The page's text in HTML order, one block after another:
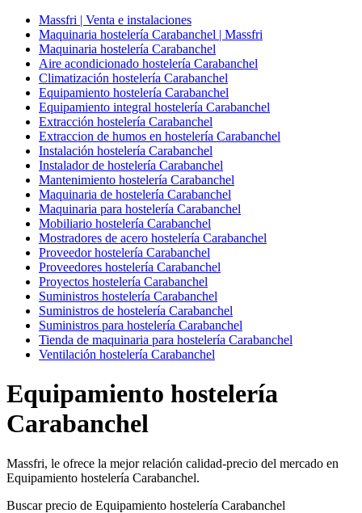
Massfri | Venta e instalaciones
Maquinaria hostelería Carabanchel | Massfri
Maquinaria hostelería Carabanchel
Aire acondicionado hostelería Carabanchel
Climatización hostelería Carabanchel
Equipamiento hostelería Carabanchel
Equipamiento integral hostelería Carabanchel
Extracción hostelería Carabanchel
Extraccion de humos en hostelería Carabanchel
Instalación hostelería Carabanchel
Instalador de hostelería Carabanchel
Mantenimiento hostelería Carabanchel
Maquinaria de hostelería Carabanchel
Maquinaria para hostelería Carabanchel
Mobiliario hostelería Carabanchel
Mostradores de acero hostelería Carabanchel
Proveedor hostelería Carabanchel
Proveedores hostelería Carabanchel
Proyectos hostelería Carabanchel
Suministros hostelería Carabanchel
Suministros de hostelería Carabanchel
Suministros para hostelería Carabanchel
Tienda de maquinaria para hostelería Carabanchel
Ventilación hostelería Carabanchel
Equipamiento hostelería
Carabanchel
Massfri, le ofrece la mejor relación calidad-precio del mercado en
Equipamiento hostelería Carabanchel.
Buscar precio de Equipamiento hostelería Carabanchel